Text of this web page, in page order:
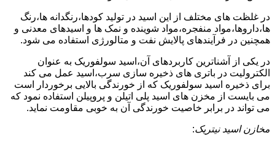
در غلظت های مختلف از این اسید در تولید کودها،رنگدانه ها،رنگ
ها،داروها،مواد منفجره،مواد شوینده و نمک ها و اسیدهای معدنی و
همچنین در فرآیندهای پالایش نفت و متالورژی استفاده می شود.
در یکی از آشناترین کاربردهای آن،اسید سولفوریک به عنوان
الکترولیت در باتری های ذخیره سازی سرب،اسید عمل می کند
برای ذخیره اسید سولفوریک که از خورندگی بالایی برخوردار است
می بایست از مخزن های اسید پلی اتیلن و پروپیلن استفاده نمود که
می تواند در برابر خاصیت خورندگی آن به خوبی مقاومت نماید.
مخازن اسید نیتریک: